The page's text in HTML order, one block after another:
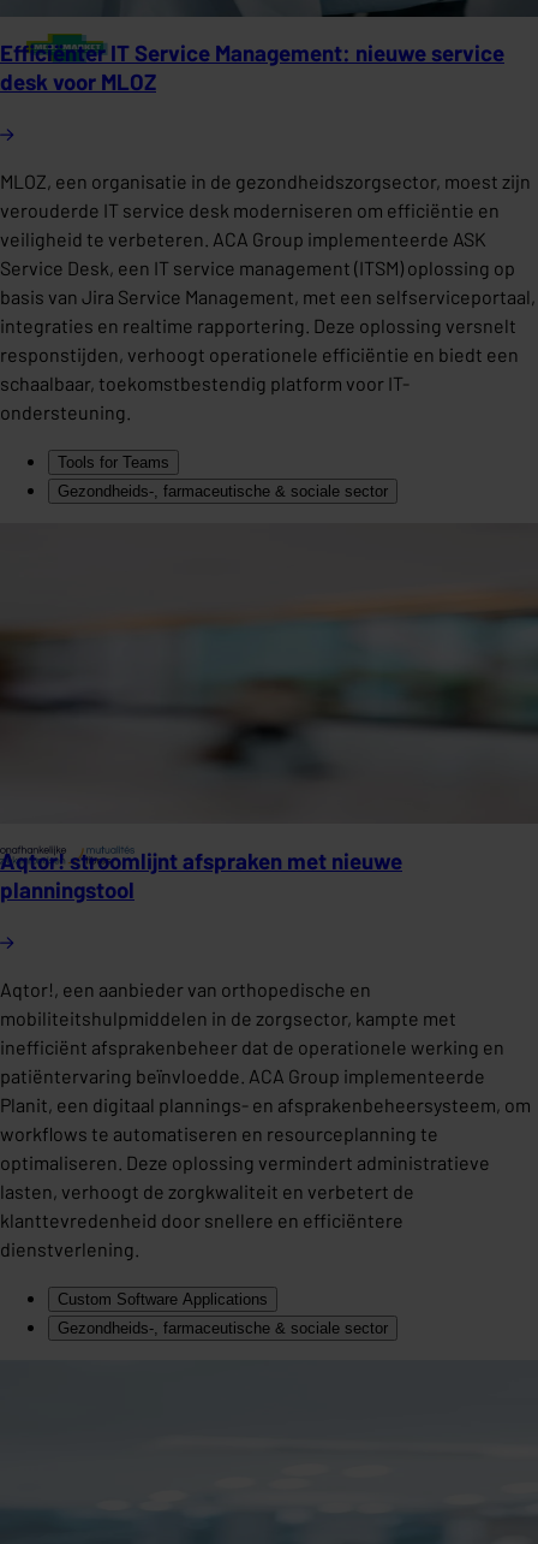
Efficiënter IT Service Management: nieuwe service
desk voor MLOZ
MLOZ, een organisatie in de gezondheidszorgsector, moest zijn
verouderde IT service desk moderniseren om efficiëntie en
veiligheid te verbeteren. ACA Group implementeerde ASK
Service Desk, een IT service management (ITSM) oplossing op
basis van Jira Service Management, met een selfserviceportaal,
integraties en realtime rapportering. Deze oplossing versnelt
responstijden, verhoogt operationele efficiëntie en biedt een
schaalbaar, toekomstbestendig platform voor IT-
ondersteuning.
Tools for Teams
Gezondheids-, farmaceutische & sociale sector
Aqtor! stroomlijnt afspraken met nieuwe
planningstool
Aqtor!, een aanbieder van orthopedische en
mobiliteitshulpmiddelen in de zorgsector, kampte met
inefficiënt afsprakenbeheer dat de operationele werking en
patiëntervaring beïnvloedde. ACA Group implementeerde
Planit, een digitaal plannings- en afsprakenbeheersysteem, om
workflows te automatiseren en resourceplanning te
optimaliseren. Deze oplossing vermindert administratieve
lasten, verhoogt de zorgkwaliteit en verbetert de
klanttevredenheid door snellere en efficiëntere
dienstverlening.
Custom Software Applications
Gezondheids-, farmaceutische & sociale sector